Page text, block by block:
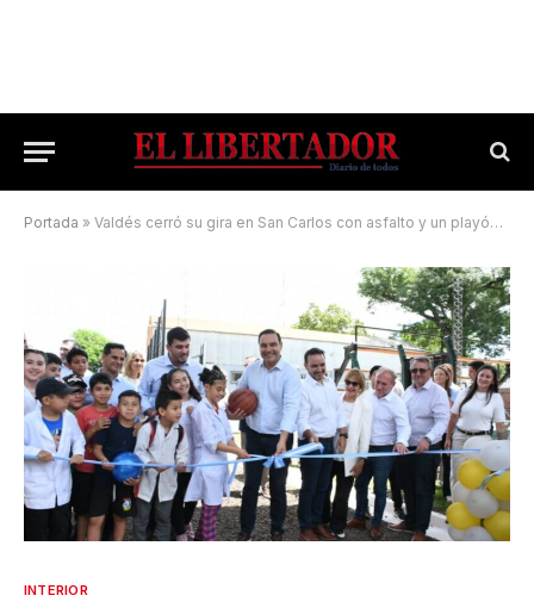
Portada » Valdés cerró su gira en San Carlos con asfalto y un playón deportivo
INTERIOR